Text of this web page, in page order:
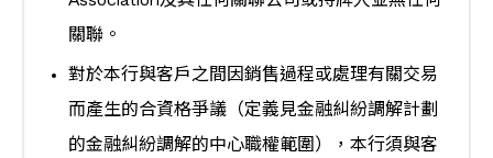
關聯。
對於本行與客戶之間因銷售過程或處理有關交易
而產生的合資格爭議（定義見金融糾紛調解計劃
的金融糾紛調解的中心職權範圍），本行須與客